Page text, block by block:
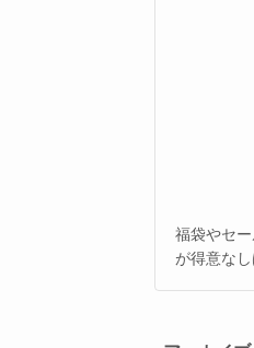
福袋やセ
が得意なし